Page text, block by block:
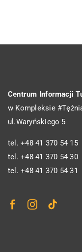
Centrum Informacji
w Kompleksie
ul.Waryńskiego 5
tel. +48 41 370 54 15
tel. +48 41 370 54 30
tel. +48 41 370 54 31